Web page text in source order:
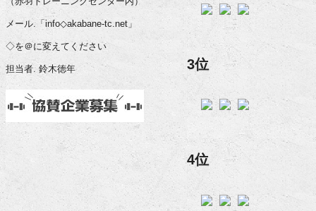
メール.「info◇akabane-tc.net」
◇を＠に変えてください
担当者. 鈴木徳年 3位
4位